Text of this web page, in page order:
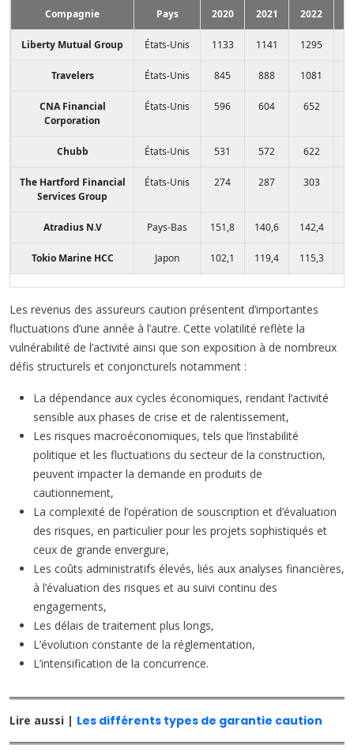
Compagnie Pays 2020 2021 2022
Liberty Mutual Group États-Unis 1133 1141 1295
Travelers États-Unis 845 888 1081
CNA Financial
Corporation
États-Unis 596 604 652
Chubb États-Unis 531 572 622
The Hartford Financial
Services Group
États-Unis 274 287 303
Atradius N.V Pays-Bas 151,8 140,6 142,4
Tokio Marine HCC Japon 102,1 119,4 115,3
Les revenus des assureurs caution présentent d’importantes
fluctuations d’une année à l’autre. Cette volatilité reflète la
vulnérabilité de l’activité ainsi que son exposition à de nombreux
défis structurels et conjoncturels notamment :
La dépendance aux cycles économiques, rendant l’activité
sensible aux phases de crise et de ralentissement,
Les risques macroéconomiques, tels que l’instabilité
politique et les fluctuations du secteur de la construction,
peuvent impacter la demande en produits de
cautionnement,
La complexité de l’opération de souscription et d’évaluation
des risques, en particulier pour les projets sophistiqués et
ceux de grande envergure,
Les coûts administratifs élevés, liés aux analyses financières,
à l’évaluation des risques et au suivi continu des
engagements,
Les délais de traitement plus longs,
L’évolution constante de la réglementation,
L’intensification de la concurrence.
Lire aussi | Les différents types de garantie caution